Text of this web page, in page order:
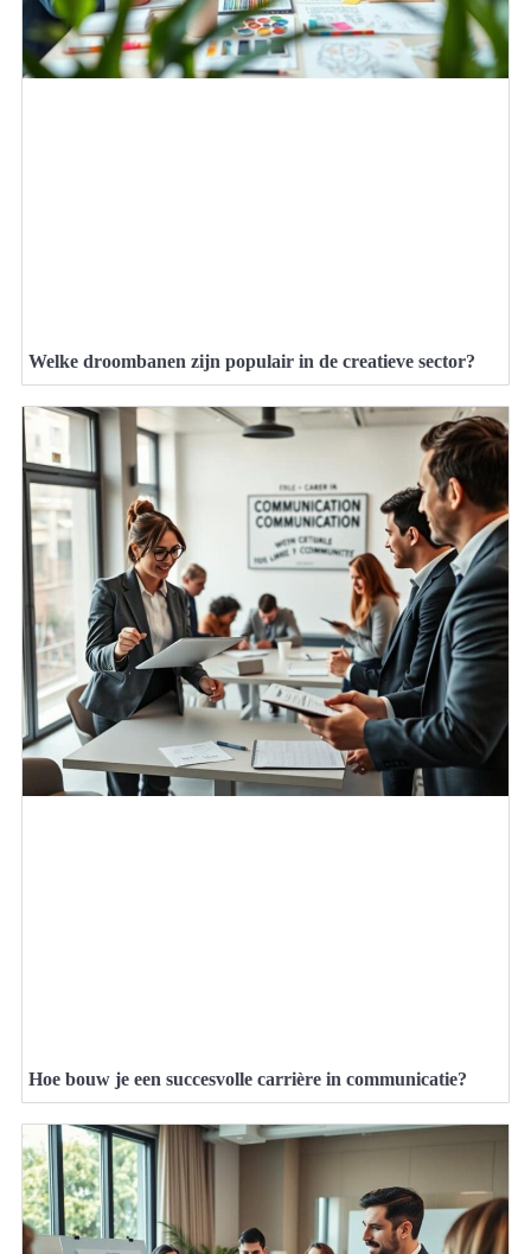
Welke droombanen zijn populair in de creatieve sector?
Hoe bouw je een succesvolle carrière in communicatie?